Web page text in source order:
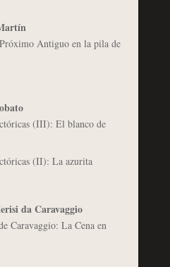
Antiguo en la pila de
(III): El blanco de
(II): La azurita
da Caravaggio
Caravaggio: La Cena en